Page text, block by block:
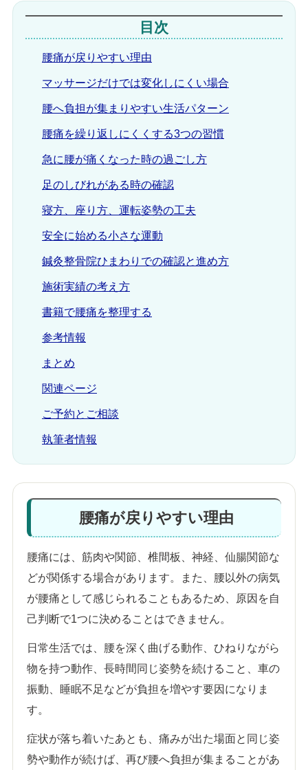
目次
腰痛が戻りやすい理由
マッサージだけでは変化しにくい場合
腰へ負担が集まりやすい生活パターン
腰痛を繰り返しにくくする3つの習慣
急に腰が痛くなった時の過ごし方
足のしびれがある時の確認
寝方、座り方、運転姿勢の工夫
安全に始める小さな運動
鍼灸整骨院ひまわりでの確認と進め方
施術実績の考え方
書籍で腰痛を整理する
参考情報
まとめ
関連ページ
ご予約とご相談
執筆者情報
腰痛が戻りやすい理由
腰痛には、筋肉や関節、椎間板、神経、仙腸関節な
どが関係する場合があります。また、腰以外の病気
が腰痛として感じられることもあるため、原因を自
己判断で1つに決めることはできません。
日常生活では、腰を深く曲げる動作、ひねりながら
物を持つ動作、長時間同じ姿勢を続けること、車の
振動、睡眠不足などが負担を増やす要因になりま
す。
症状が落ち着いたあとも、痛みが出た場面と同じ姿
勢や動作が続けば、再び腰へ負担が集まることがあ